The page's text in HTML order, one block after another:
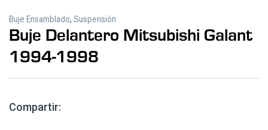
Buje Ensamblado, Suspensión
Buje Delantero Mitsubishi Galant
1994-1998
Compartir: